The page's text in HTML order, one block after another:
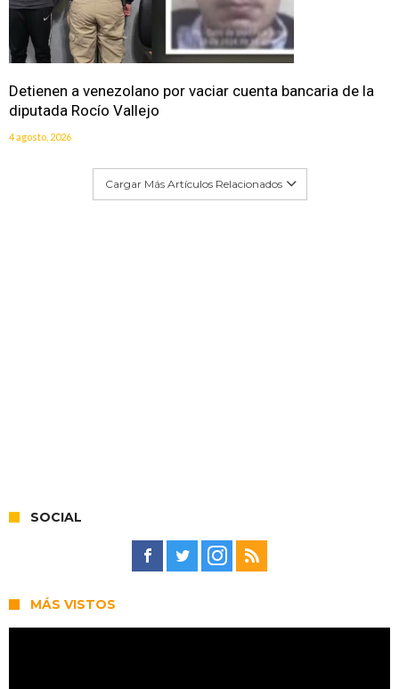
Detienen a venezolano por vaciar cuenta bancaria de la
diputada Rocío Vallejo
4 agosto, 2026
Cargar Más Artículos Relacionados
SOCIAL
MÁS VISTOS